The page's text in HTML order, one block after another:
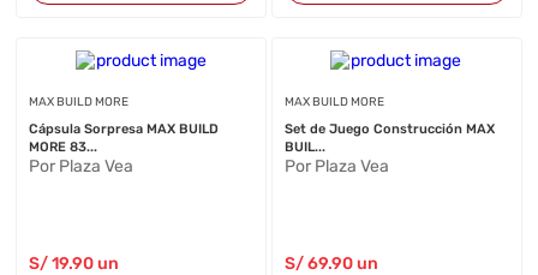
MAX BUILD MORE
Cápsula Sorpresa MAX BUILD
MORE 83...
Por Plaza Vea
S/19.90 un
MAX BUILD MORE
Set de Juego Construcción MAX
BUIL...
Por Plaza Vea
S/69.90un